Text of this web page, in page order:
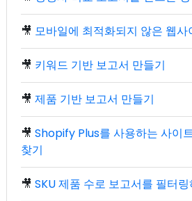
🎥 모바일에 최적화되지 않은 웹사
🎥 키워드 기반 보고서 만들기
🎥 제품 기반 보고서 만들기
🎥 Shopify Plus를 사용하는 사이
찾기
🎥 SKU 제품 수로 보고서를 필터